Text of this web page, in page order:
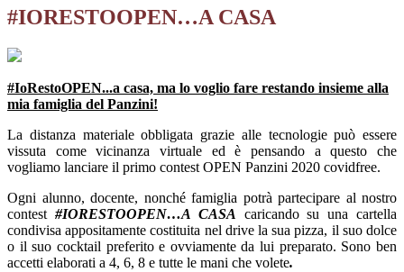
#IORESTOOPEN…A CASA
#IoRestoOPEN...a casa, ma lo voglio fare restando insieme alla
mia famiglia del Panzini!
La distanza materiale obbligata grazie alle tecnologie può essere
vissuta come vicinanza virtuale ed è pensando a questo che
vogliamo lanciare il primo contest OPEN Panzini 2020 covidfree.
Ogni alunno, docente, nonché famiglia potrà partecipare al nostro
contest #IORESTOOPEN…A CASA caricando su una cartella
condivisa appositamente costituita nel drive la sua pizza, il suo dolce
o il suo cocktail preferito e ovviamente da lui preparato. Sono ben
accetti elaborati a 4, 6, 8 e tutte le mani che volete.